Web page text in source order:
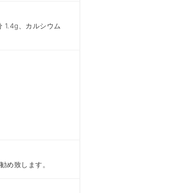
1.4g、カルシウム
め致します。